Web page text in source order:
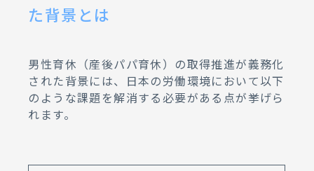
た背景とは
男性育休（産後パパ育休）の取得推進が義務化
された背景には、日本の労働環境において以下
のような課題を解消する必要がある点が挙げら
れます。